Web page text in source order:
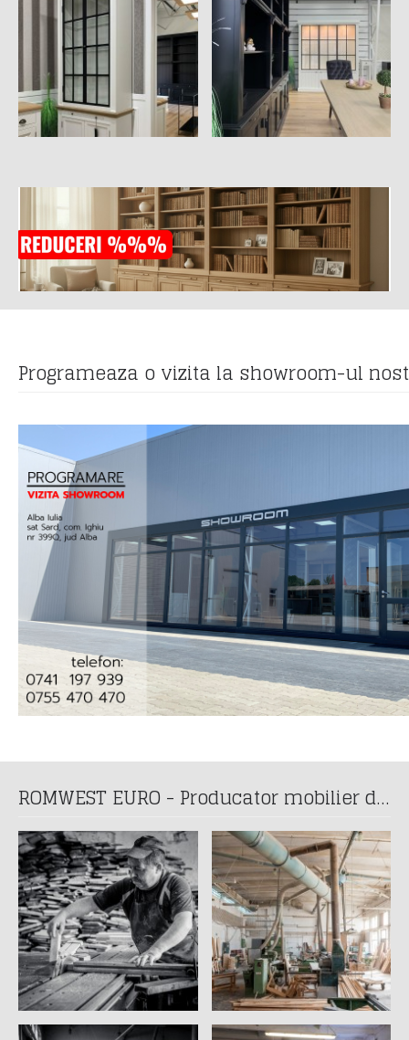
Programeaza o vizita la showroom-ul
ROMWEST EURO - Producator mobilier din lemn masiv din anul 1993